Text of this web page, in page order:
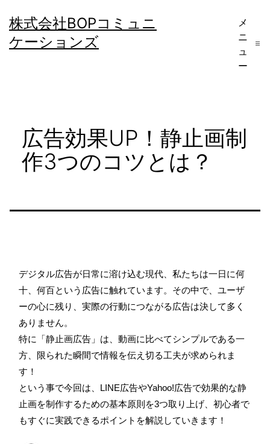
ン
テ
株式会社BOPコミュニ
ケーションズ
メ
ニ
ュ
ー
広告効果UP！静止画制
作3つのコツとは？
デジタル広告が日常に溶け込む現代、私たちは一日に何
十、何百という広告に触れています。その中で、ユーザ
ーの心に残り、実際の行動につながる広告は決して多く
ありません。
特に「静止画広告」は、動画に比べてシンプルである一
方、限られた瞬間で情報を伝え切る工夫が求められま
す！
という事で今回は、LINE広告やYahoo!広告で効果的な静
止画を制作するための基本原則を3つ取り上げ、初心者で
もすぐに実践できるポイントを解説していきます！